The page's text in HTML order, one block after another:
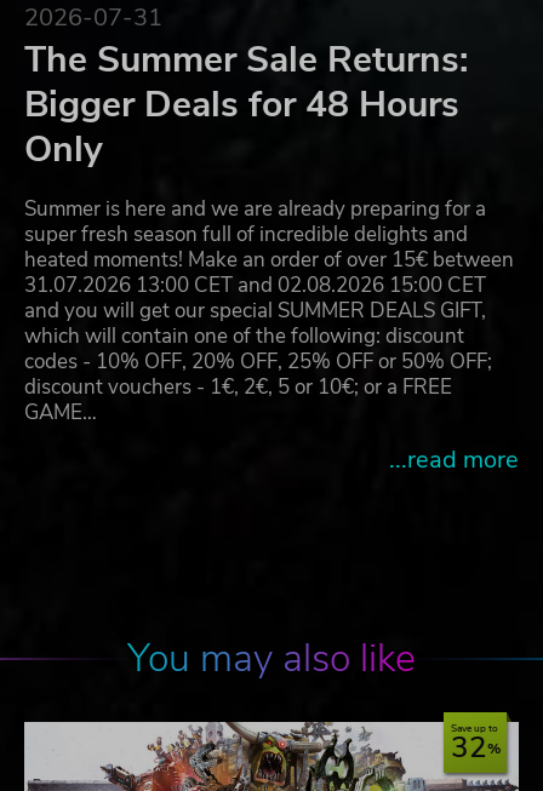
2026-07-31
The Summer Sale Returns:
Bigger Deals for 48 Hours
Only
Summer is here and we are already preparing for a
super fresh season full of incredible delights and
heated moments! Make an order of over 15€ between
31.07.2026 13:00 CET and 02.08.2026 15:00 CET
and you will get our special SUMMER DEALS GIFT,
which will contain one of the following: discount
codes - 10% OFF, 20% OFF, 25% OFF or 50% OFF;
discount vouchers - 1€, 2€, 5 or 10€; or a FREE
GAME…
...read more
You may also like
Save up to
32